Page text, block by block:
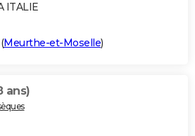
ITALIE
Meurthe-et-Moselle)
ans)